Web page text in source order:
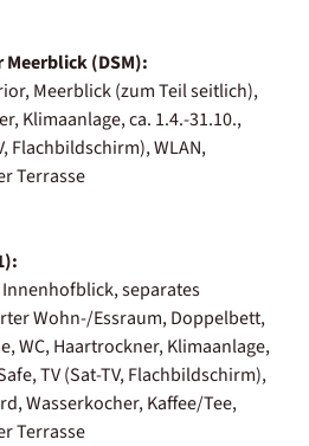
(DSM):
Meerblick (zum Teil seitlich),
Klimaanlage, ca. 1.4.-31.10.,
Flachbildschirm), WLAN,
Terrasse
separates
Wohn-/Essraum, Doppelbett,
WC, Haartrockner, Klimaanlage,
TV (Sat-TV, Flachbildschirm),
Wasserkocher, Kaffee/Tee,
Terrasse